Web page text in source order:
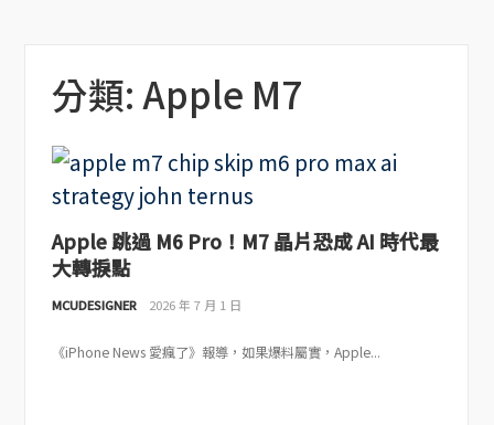
分類: Apple M7
Apple 跳過 M6 Pro！M7 晶片恐成 AI 時代最
大轉捩點
MCUDESIGNER 2026 年 7 月 1 日
《iPhone News 愛瘋了》報導，如果爆料屬實，Apple...